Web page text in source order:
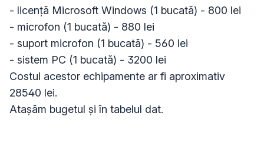
- licență Microsoft Windows (1 bucată) - 800 lei
- microfon (1 bucată) - 880 lei
- suport microfon (1 bucată) - 560 lei
- sistem PC (1 bucată) - 3200 lei
Costul acestor echipamente ar fi aproximativ
28540 lei.
Atașăm bugetul și în tabelul dat.